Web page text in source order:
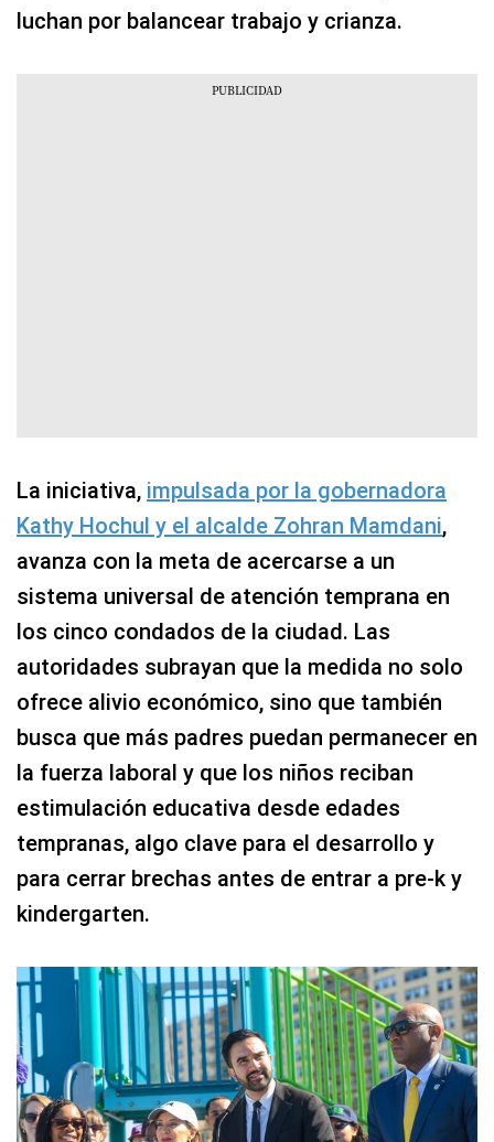
luchan por balancear trabajo y crianza.
La iniciativa, impulsada por la gobernadora
Kathy Hochul y el alcalde Zohran Mamdani,
avanza con la meta de acercarse a un
sistema universal de atención temprana en
los cinco condados de la ciudad. Las
autoridades subrayan que la medida no solo
ofrece alivio económico, sino que también
busca que más padres puedan permanecer en
la fuerza laboral y que los niños reciban
estimulación educativa desde edades
tempranas, algo clave para el desarrollo y
para cerrar brechas antes de entrar a pre-k y
kindergarten.